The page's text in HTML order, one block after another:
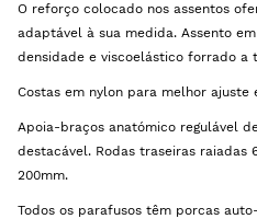
O reforço colocado nos assentos
adaptável à sua medida. Assento
densidade e viscoelástico forrado a
Costas em nylon para melhor ajuste
Apoia-braços anatómico regulável
destacável. Rodas traseiras raiadas
200mm.
Todos os parafusos têm porcas